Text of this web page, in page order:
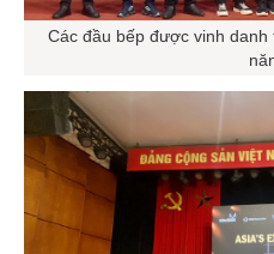
Các đầu bếp được vinh